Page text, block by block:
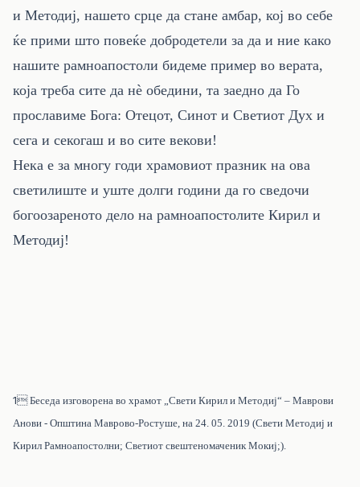
и Методиј, нашето срце да стане амбар, кој во себе
ќе прими што повеќе добродетели за да и ние како
нашите рамноапостоли бидеме пример во верата,
која треба сите да нè обедини, та заедно да Го
прославиме Бога: Отецот, Синот и Светиот Дух и
сега и секогаш и во сите векови!
Нека е за многу годи храмовиот празник на ова
светилиште и уште долги години да го сведочи
богоозареното дело на рамноапостолите Кирил и
Методиј!
1 Беседа изговорена во храмот „Свети Кирил и Методиј“ – Маврови
Анови - Општина Маврово-Ростуше, на 24. 05. 2019 (Свети Методиј и
Кирил Рамноапостолни; Светиот свештеномаченик Мокиј;).